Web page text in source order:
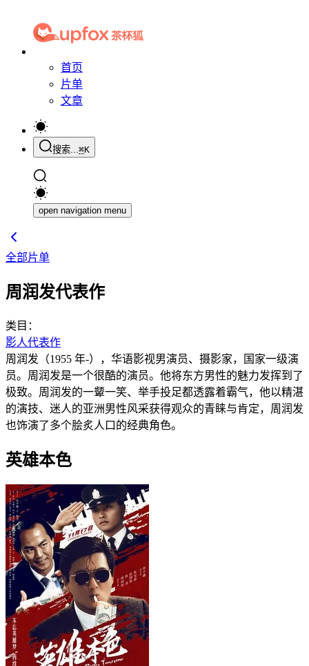
首页
片单
文章
搜索...⌘K
open navigation menu
全部片单
周润发代表作
类目：
影人代表作
周润发（1955 年-），华语影视男演员、摄影家，国家一级演
员。周润发是一个很酷的演员。他将东方男性的魅力发挥到了
极致。周润发的一颦一笑、举手投足都透露着霸气，他以精湛
的演技、迷人的亚洲男性风采获得观众的青睐与肯定，周润发
也饰演了多个脍炙人口的经典角色。
英雄本色‎